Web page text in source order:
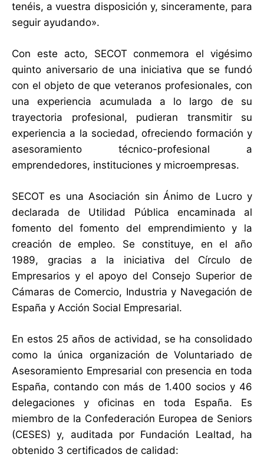
tenéis, a vuestra disposición y, sinceramente, para
seguir ayudando».
Con este acto, SECOT conmemora el vigésimo
quinto aniversario de una iniciativa que se fundó
con el objeto de que veteranos profesionales, con
una experiencia acumulada a lo largo de su
trayectoria profesional, pudieran transmitir su
experiencia a la sociedad, ofreciendo formación y
asesoramiento técnico-profesional a
emprendedores, instituciones y microempresas.
SECOT es una Asociación sin Ánimo de Lucro y
declarada de Utilidad Pública encaminada al
fomento del fomento del emprendimiento y la
creación de empleo. Se constituye, en el año
1989, gracias a la iniciativa del Círculo de
Empresarios y el apoyo del Consejo Superior de
Cámaras de Comercio, Industria y Navegación de
España y Acción Social Empresarial.
En estos 25 años de actividad, se ha consolidado
como la única organización de Voluntariado de
Asesoramiento Empresarial con presencia en toda
España, contando con más de 1.400 socios y 46
delegaciones y oficinas en toda España. Es
miembro de la Confederación Europea de Seniors
(CESES) y, auditada por Fundación Lealtad, ha
obtenido 3 certificados de calidad: